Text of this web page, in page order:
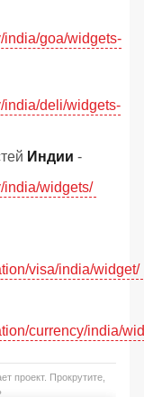
india/goa/widgets-
india/deli/widgets-
Индии -
india/widgets/
visa/india/widget/
currency/india/
проект. Прокрутите,